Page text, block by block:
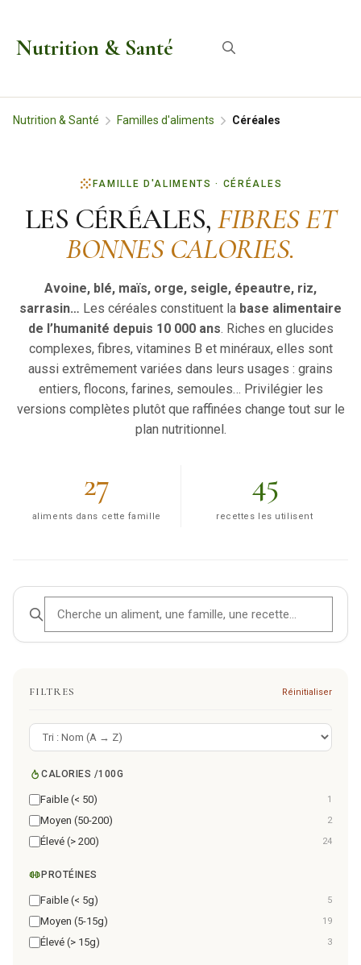
Nutrition & Santé
Nutrition & Santé Familles d'aliments Céréales
FAMILLE D'ALIMENTS · CÉRÉALES
LES CÉRÉALES,FIBRES ET
BONNES CALORIES.
Avoine, blé, maïs, orge, seigle, épeautre, riz,
sarrasin… Les céréales constituent la base alimentaire
de l’humanité depuis 10 000 ans. Riches en glucides
complexes, fibres, vitamines B et minéraux, elles sont
aussi extrêmement variées dans leurs usages : grains
entiers, flocons, farines, semoules… Privilégier les
versions complètes plutôt que raffinées change tout sur le
plan nutritionnel.
27
aliments dans cette famille
45
recettes les utilisent
FILTRES Réinitialiser
CALORIES /100G
Faible (< 50) 1
Moyen (50-200) 2
Élevé (> 200) 24
PROTÉINES
Faible (< 5g) 5
Moyen (5-15g) 19
Élevé (> 15g) 3